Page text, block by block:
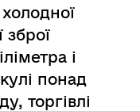
зброї
і
понад
торгівлі